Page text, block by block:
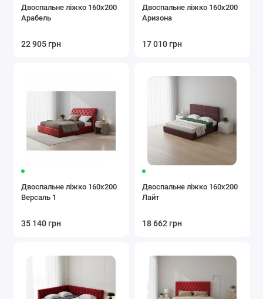
Двоспальне ліжко 160x200
Арабель
22 905 грн
Двоспальне ліжко 160x200
Аризона
17 010 грн
Двоспальне ліжко 160x200
Версаль 1
35 140 грн
Двоспальне ліжко 160x200
Лайт
18 662 грн